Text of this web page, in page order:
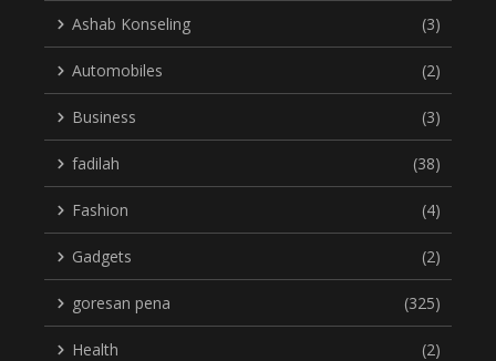
Ashab Konseling (3)
Automobiles (2)
Business (3)
fadilah (38)
Fashion (4)
Gadgets (2)
goresan pena (325)
Health (2)